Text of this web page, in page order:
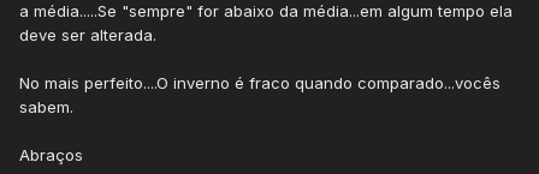
a média.....Se "sempre" for abaixo da média...em algum tempo ela
deve ser alterada.
No mais perfeito....O inverno é fraco quando comparado...vocês
sabem.
Abraços